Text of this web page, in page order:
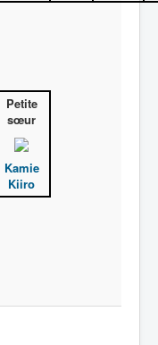
Petite
sœur
Kamie
Kiiro